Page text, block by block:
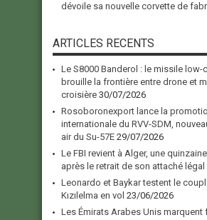
dévoile sa nouvelle corvette de
ARTICLES RECENTS
Le S8000 Banderol : le missile low-
brouille la frontière entre drone et
croisière 30/07/2026
Rosoboronexport lance la
internationale du RVV-SDM,
air du Su-57E 29/07/2026
Le FBI revient à Alger, une
après le retrait de son attaché légal
Leonardo et Baykar testent le
Kızılelma en vol 23/06/2026
Les Émirats Arabes Unis marquent